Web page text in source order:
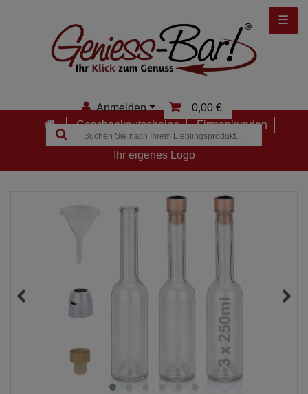
Anmelden
Anmelden
Merkzettel
0,00 €
Geschenkgutscheine
Firmenkunden
Ihr eigenes Logo
☰